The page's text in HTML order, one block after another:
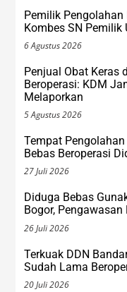
Pemilik Pengolahan
Kombes SN Pemilik
6 Agustus 2026
Penjual Obat Keras
Beroperasi: KDM
Melaporkan
5 Agustus 2026
Tempat
Bebas Beroperasi
27 Juli 2026
Diduga Bebas
Bogor,
26 Juli 2026
Terkuak DDN
Sudah Lama
20 Juli 2026